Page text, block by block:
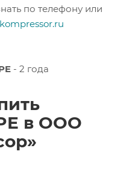
по телефону или
- 2 года
в ООО